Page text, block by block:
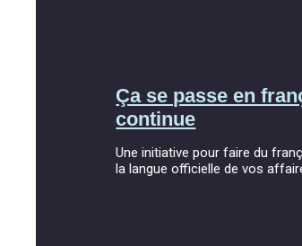
Ça se passe en
continue
Une initiative pour faire du
la langue officielle de vos